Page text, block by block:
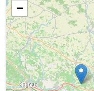
−